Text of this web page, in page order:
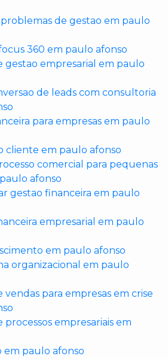
de gestao em paulo
360 em paulo afonso
gestao empresarial em paulo
de leads com consultoria
para empresas em paulo
cliente em paulo afonso
comercial para pequenas
afonso
gestao financeira em paulo
empresarial em paulo
em paulo afonso
organizacional em paulo
vendas para empresas em crise
empresariais em
em paulo afonso